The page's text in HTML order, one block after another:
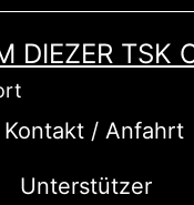
DIEZER TSK
Kontakt / Anfahrt
Unterstützer